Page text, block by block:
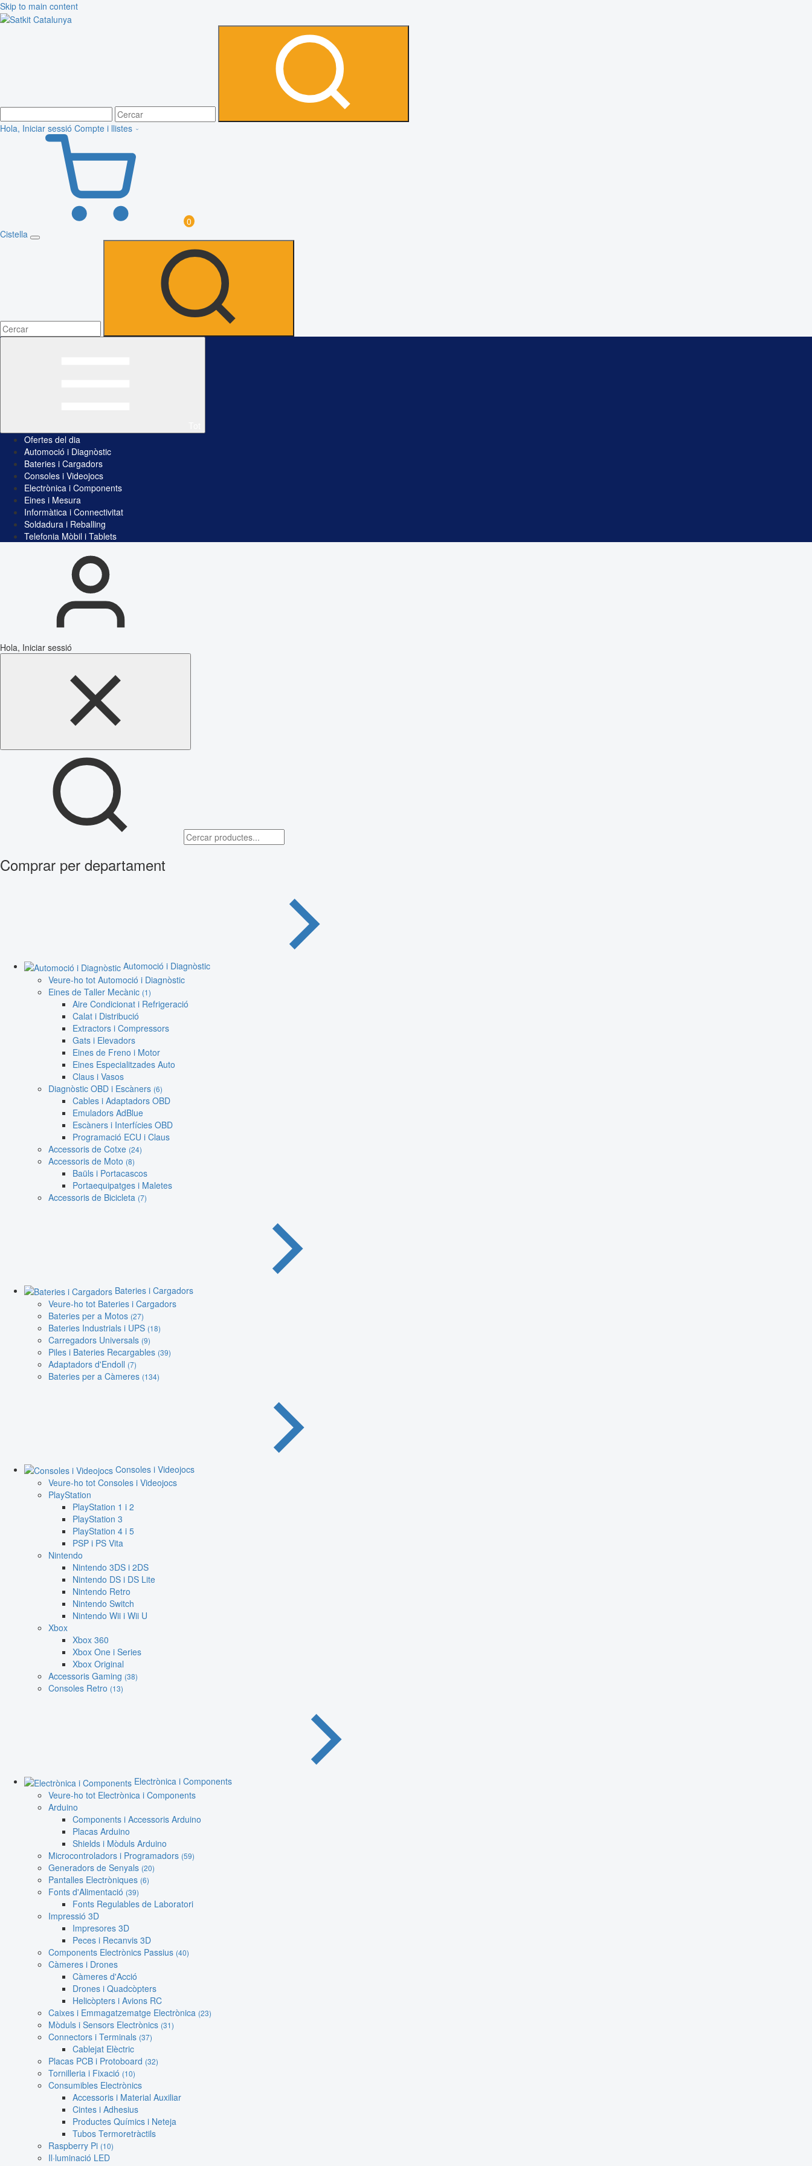
Skip to main content
Hola, Iniciar sessió Compte i llistes
0
Cistella
Ofertes del dia
Automoció i Diagnòstic
Bateries i Cargadors
Consoles i Videojocs
Electrònica i Components
Eines i Mesura
Informàtica i Connectivitat
Soldadura i Reballing
Telefonia Mòbil i Tablets
Hola, Iniciar sessió
Comprar per departament
Automoció i Diagnòstic
Veure-ho tot Automoció i Diagnòstic
Eines de Taller Mecànic (1)
Aire Condicionat i Refrigeració
Calat i Distribució
Extractors i Compressors
Gats i Elevadors
Eines de Freno i Motor
Eines Especialitzades Auto
Claus i Vasos
Diagnòstic OBD i Escàners (6)
Cables i Adaptadors OBD
Emuladors AdBlue
Escàners i Interfícies OBD
Programació ECU i Claus
Accessoris de Cotxe (24)
Accessoris de Moto (8)
Baüls i Portacascos
Portaequipatges i Maletes
Accessoris de Bicicleta (7)
Bateries i Cargadors
Veure-ho tot Bateries i Cargadors
Bateries per a Motos (27)
Bateries Industrials i UPS (18)
Carregadors Universals (9)
Piles i Bateries Recargables (39)
Adaptadors d'Endoll (7)
Bateries per a Càmeres (134)
Consoles i Videojocs
Veure-ho tot Consoles i Videojocs
PlayStation
PlayStation 1 i 2
PlayStation 3
PlayStation 4 i 5
PSP i PS Vita
Nintendo
Nintendo 3DS i 2DS
Nintendo DS i DS Lite
Nintendo Retro
Nintendo Switch
Nintendo Wii i Wii U
Xbox
Xbox 360
Xbox One i Series
Xbox Original
Accessoris Gaming (38)
Consoles Retro (13)
Electrònica i Components
Veure-ho tot Electrònica i Components
Arduino
Components i Accessoris Arduino
Placas Arduino
Shields i Mòduls Arduino
Microcontroladors i Programadors (59)
Generadors de Senyals (20)
Pantalles Electròniques (6)
Fonts d'Alimentació (39)
Fonts Regulables de Laboratori
Impressió 3D
Impresores 3D
Peces i Recanvis 3D
Components Electrònics Passius (40)
Càmeres i Drones
Càmeres d'Acció
Drones i Quadcòpters
Helicòpters i Avions RC
Caixes i Emmagatzematge Electrònica (23)
Mòduls i Sensors Electrònics (31)
Connectors i Terminals (37)
Cablejat Elèctric
Placas PCB i Protoboard (32)
Tornilleria i Fixació (10)
Consumibles Electrònics
Accessoris i Material Auxiliar
Cintes i Adhesius
Productes Químics i Neteja
Tubos Termoretràctils
Raspberry Pi (10)
Il·luminació LED